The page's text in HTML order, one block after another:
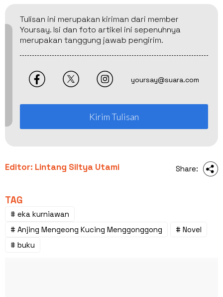
Tulisan ini merupakan kiriman dari member
Yoursay. Isi dan foto artikel ini sepenuhnya
merupakan tanggung jawab pengirim.
yoursay@suara.com
Kirim Tulisan
Editor: Lintang Siltya Utami Share:
TAG
# eka kurniawan
# Anjing Mengeong Kucing Menggonggong
# Novel
# buku